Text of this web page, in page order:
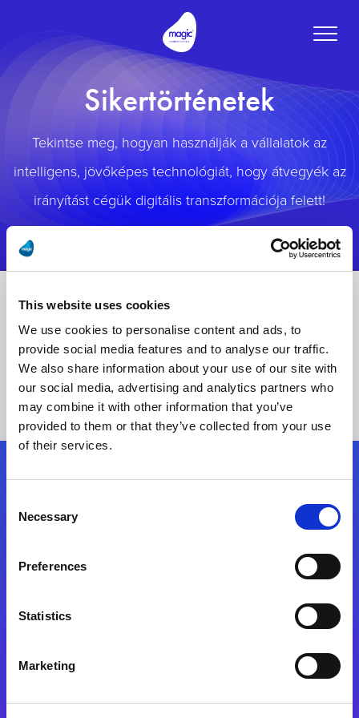
This website uses cookies
We use cookies to personalise content and ads, to
provide social media features and to analyse our traffic.
We also share information about your use of our site with
our social media, advertising and analytics partners who
may combine it with other information that you’ve
provided to them or that they’ve collected from your use
of their services.
Selection
Necessary
Preferences
Statistics
Marketing
Toggle
Sikertörténetek
Tekintse meg, hogyan használják a vállalatok az
intelligens, jövőképes technológiát, hogy átvegyék az
irányítást cégük digitális transzformációja felett!
Kövessen minket!